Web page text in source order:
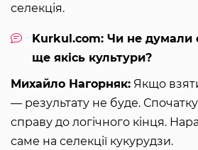
селекція.
Kurkul.com: Чи не думали
ще якісь культури?
Михайло Нагорняк: Якщо
— результату не буде.
справу до логічного кінця.
саме на селекції кукурудзи.